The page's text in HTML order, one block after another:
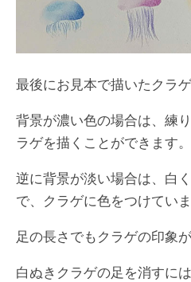
最後にお見本で描いたクラ
背景が濃い色の場合は、練
ラゲを描くことができます。
逆に背景が淡い場合は、白
で、クラゲに色をつけていま
足の長さでもクラゲの印象
白ぬきクラゲの足を消すには